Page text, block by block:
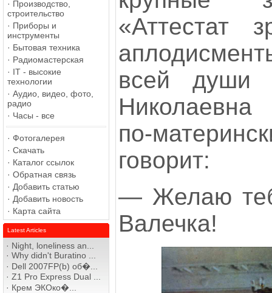
· Производство,
строительство
· Приборы и
инструменты
· Бытовая техника
· Радиомастерская
· IT - высокие
технологии
· Аудио, видео, фото,
радио
· Часы - все
· Фотогалерея
· Скачать
· Каталог ссылок
· Обратная связь
· Добавить статью
· Добавить новость
· Карта сайта
Latest Articles
· Night, loneliness an...
· Why didn't Buratino ...
· Dell 2007FP(b) об�...
· Z1 Pro Express Dual ...
· Крем ЭКОко�...
«Аттестат
всей души
Николаевна
по-
говорит:
— Желаю
Валечка!